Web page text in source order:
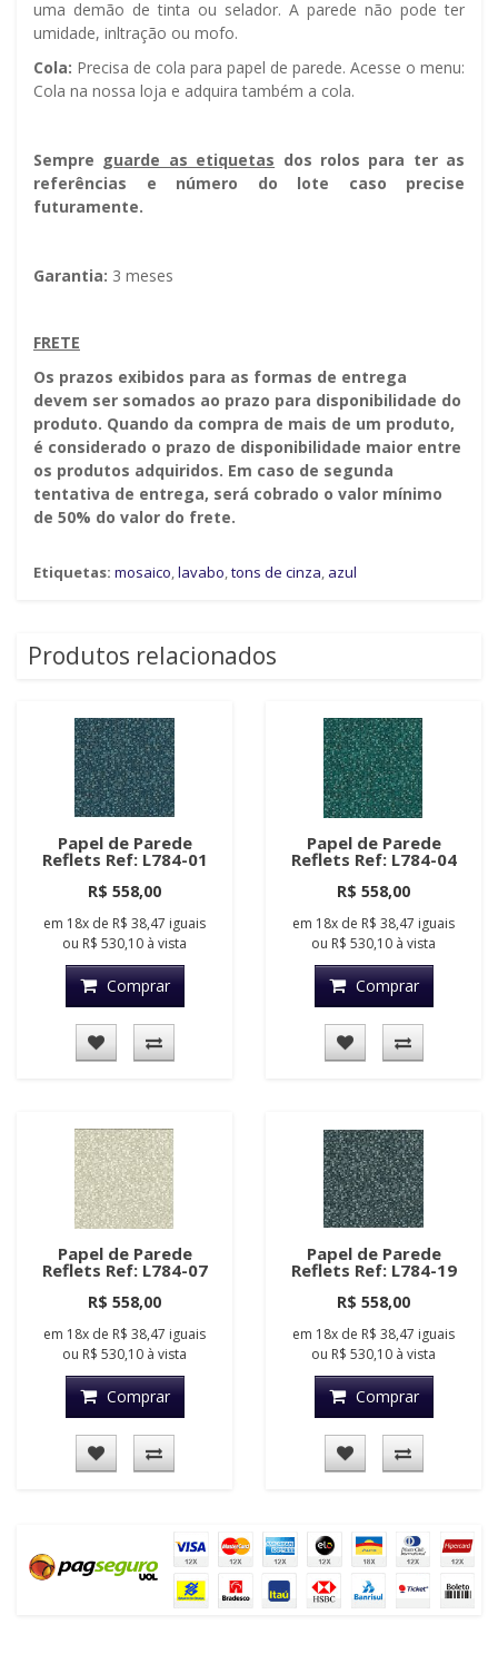
uma demão de tinta ou selador. A parede não pode ter
umidade, infiltração ou mofo.
Cola: Precisa de cola para papel de parede. Acesse o menu:
Cola na nossa loja e adquira também a cola.
Sempre guarde as etiquetas dos rolos para ter as
referências e número do lote caso precise
futuramente.
Garantia: 3 meses
FRETE
Os prazos exibidos para as formas de entrega
devem ser somados ao prazo para disponibilidade do
produto. Quando da compra de mais de um produto,
é considerado o prazo de disponibilidade maior entre
os produtos adquiridos. Em caso de segunda
tentativa de entrega, será cobrado o valor mínimo
de 50% do valor do frete.
Etiquetas: mosaico,lavabo,tons de cinza, azul
Produtos relacionados
Papel de Parede
Reflets Ref: L784-01
R$ 558,00
em 18x de R$ 38,47 iguais
ou R$ 530,10 à vista
Comprar
Papel de Parede
Reflets Ref: L784-04
R$ 558,00
em 18x de R$ 38,47 iguais
ou R$ 530,10 à vista
Comprar
Papel de Parede
Reflets Ref: L784-07
R$ 558,00
em 18x de R$ 38,47 iguais
ou R$ 530,10 à vista
Comprar
Papel de Parede
Reflets Ref: L784-19
R$ 558,00
em 18x de R$ 38,47 iguais
ou R$ 530,10 à vista
Comprar